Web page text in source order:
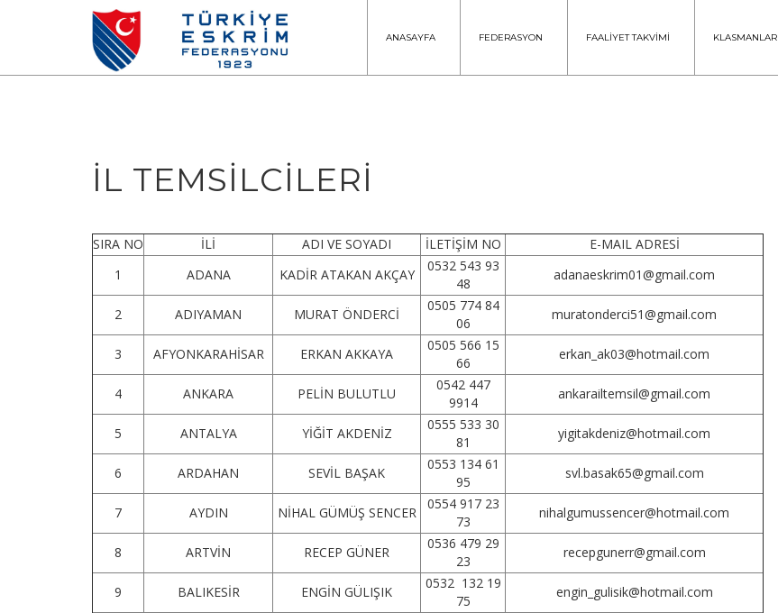
ANASAYFA FEDERASYON FAALİYET TAKVİMİ KLASMANLAR
İL TEMSİLCİLERİ
SIRA NO İLİ ADI VE SOYADI İLETİŞİM NO
E-MAIL ADRESİ
1
ADANA KADİR ATAKAN AKÇAY
0532 543 93
48
adanaeskrim01@gmail.com
2 ADIYAMAN MURAT ÖNDERCİ
0505 774 84
06
muratonderci51@gmail.com
3 AFYONKARAHİSAR ERKAN AKKAYA
0505 566 15
66
erkan_ak03@hotmail.com
4 ANKARA PELİN BULUTLU
0542 447
9914
ankarailtemsil@gmail.com
5 ANTALYA YİĞİT AKDENİZ
0555 533 30
81
yigitakdeniz@hotmail.com
6 ARDAHAN SEVİL BAŞAK
0553 134 61
95
svl.basak65@gmail.com
7 AYDIN NİHAL GÜMÜŞ SENCER
0554 917 23
73
nihalgumussencer@hotmail.com
8 ARTVİN RECEP GÜNER
0536 479 29
23
recepgunerr@gmail.com
9 BALIKESİR ENGİN GÜLIŞIK
0532 132 19
75
engin_gulisik@hotmail.com